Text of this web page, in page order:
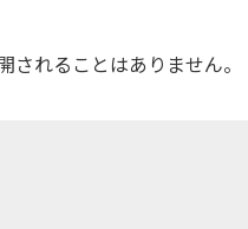
されることはありません。